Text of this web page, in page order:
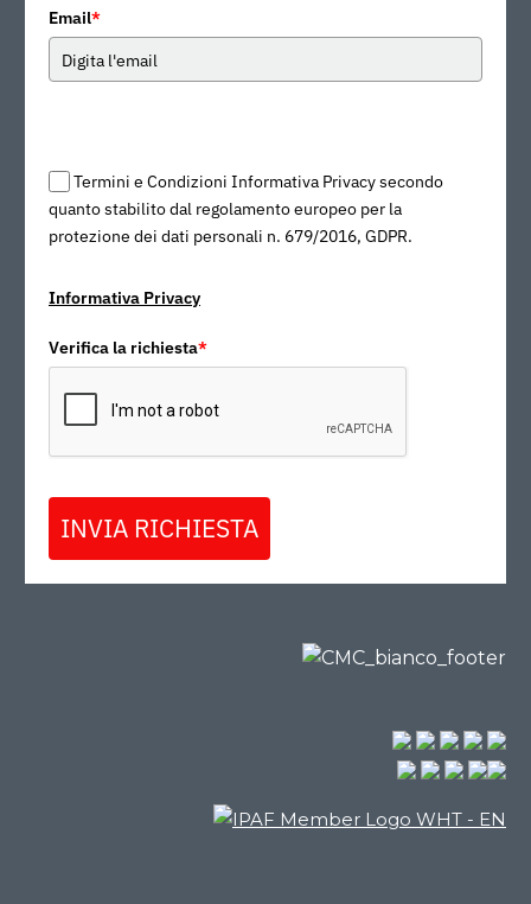
Email*
Termini e Condizioni Informativa Privacy secondo
quanto stabilito dal regolamento europeo per la
protezione dei dati personali n. 679/2016, GDPR.
Informativa Privacy
Verifica la richiesta*
INVIA RICHIESTA